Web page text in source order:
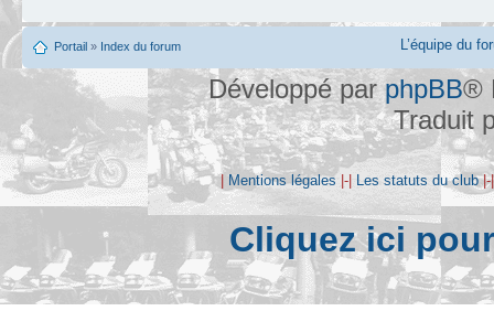
Portail » Index du forum L’équipe du
Développé parphpBB®
Traduit
| Mentions légales |-| Les statuts du club
Cliquez ici